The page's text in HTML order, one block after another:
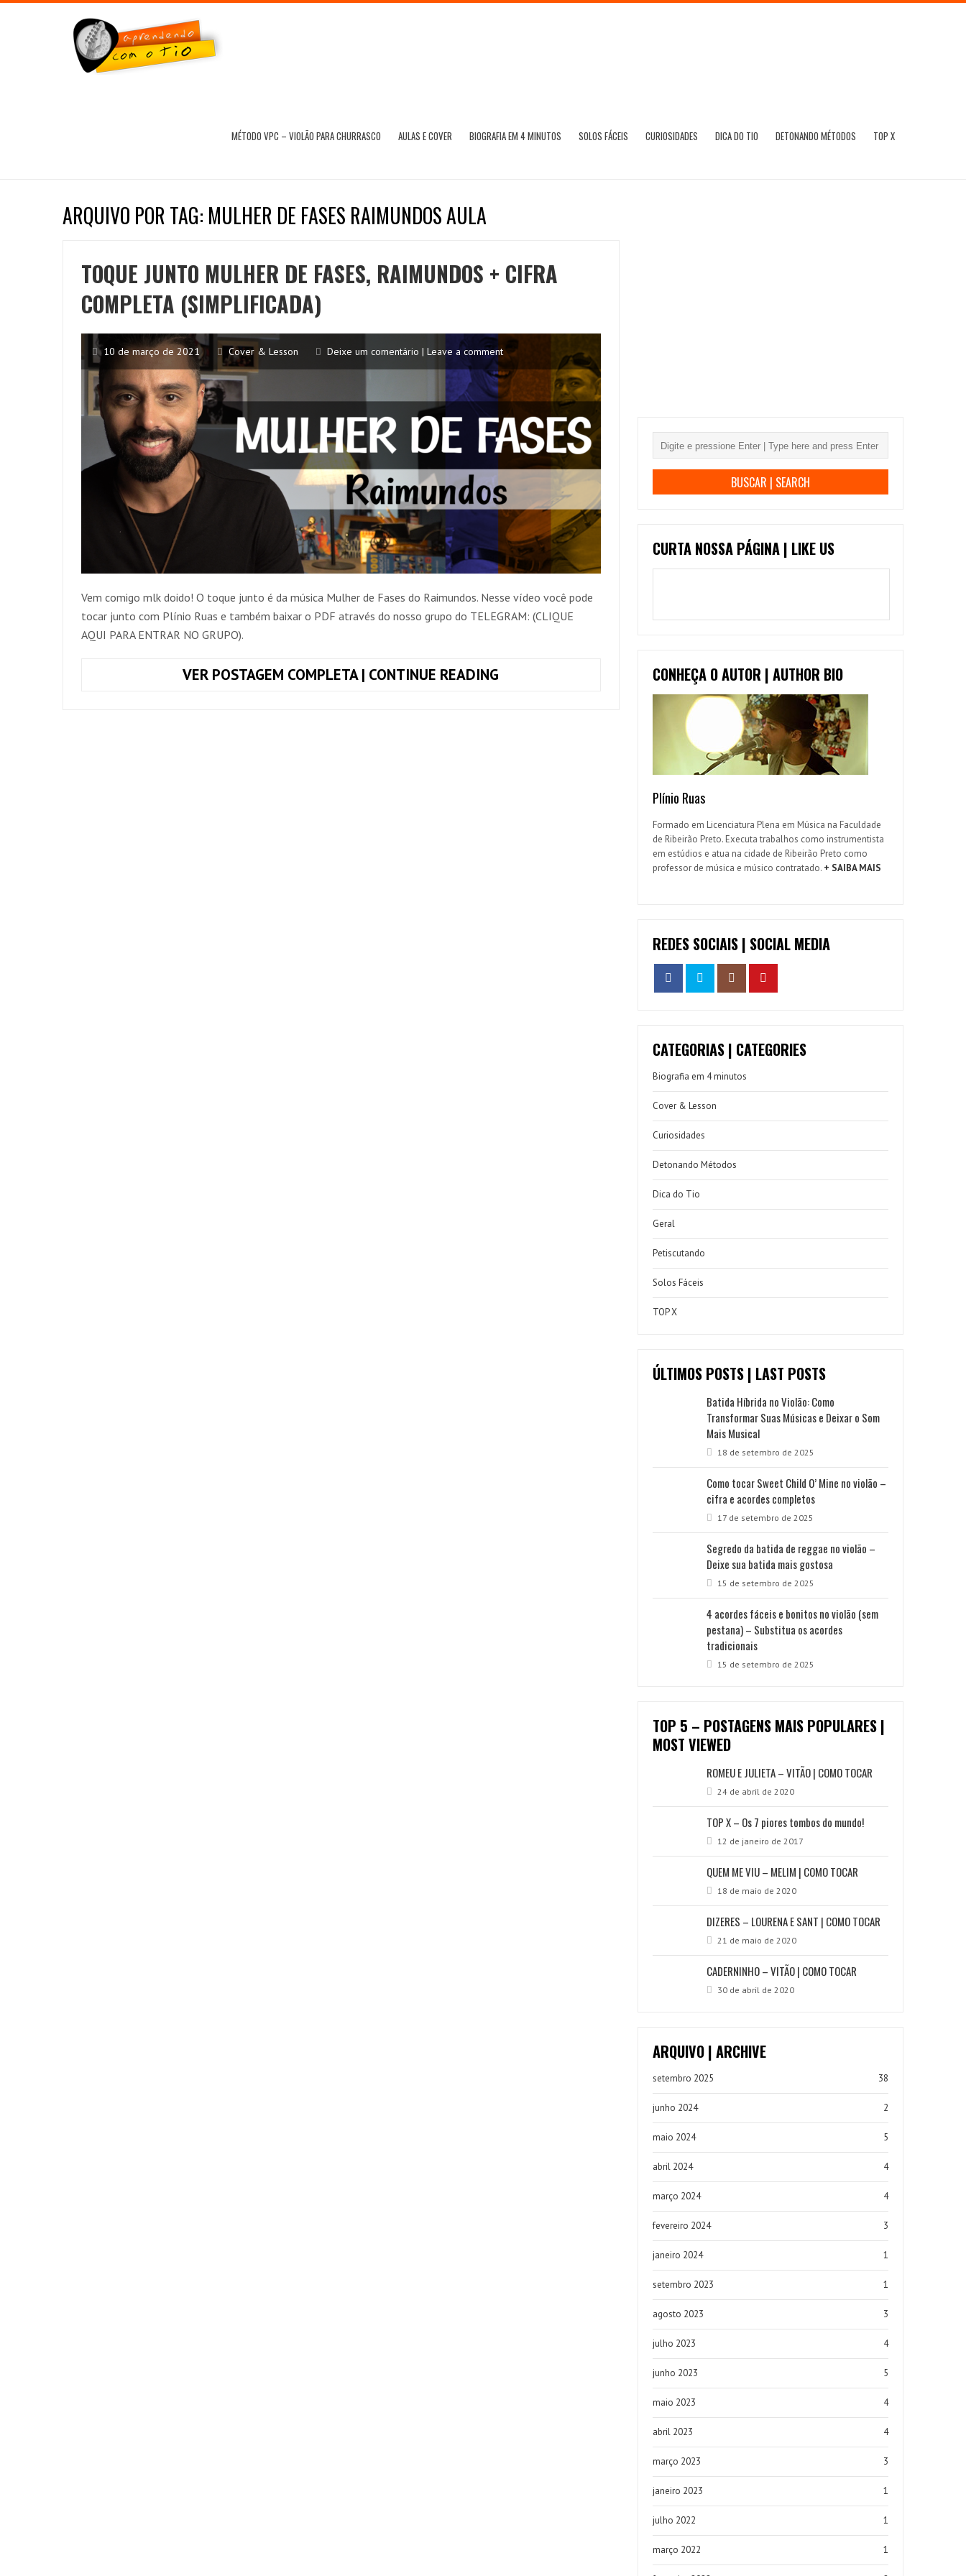
MÉTODO VPC – VIOLÃO PARA CHURRASCO AULAS E COVER BIOGRAFIA EM 4 MINUTOS SOLOS FÁCEIS CURIOSIDADES DICA DO TIO DETONANDO MÉTODOS TOP X
ARQUIVO POR TAG: MULHER DE FASES RAIMUNDOS AULA
TOQUE JUNTO MULHER DE FASES, RAIMUNDOS + CIFRA
COMPLETA (SIMPLIFICADA)
10 de março de 2021 Cover & Lesson Deixe um comentário | Leave a comment
Vem comigo mlk doido! O toque junto é da música Mulher de Fases do Raimundos. Nesse vídeo você pode
tocar junto com Plínio Ruas e também baixar o PDF através do nosso grupo do TELEGRAM: (CLIQUE
AQUI PARA ENTRAR NO GRUPO).
VER POSTAGEM COMPLETA | CONTINUE READING
CURTA NOSSA PÁGINA | LIKE US
CONHEÇA O AUTOR | AUTHOR BIO
Plínio Ruas
Formado em Licenciatura Plena em Música na Faculdade
de Ribeirão Preto. Executa trabalhos como instrumentista
em estúdios e atua na cidade de Ribeirão Preto como
professor de música e músico contratado. + SAIBA MAIS
REDES SOCIAIS | SOCIAL MEDIA
CATEGORIAS | CATEGORIES
Biografia em 4 minutos
Cover & Lesson
Curiosidades
Detonando Métodos
Dica do Tio
Geral
Petiscutando
Solos Fáceis
TOP X
ÚLTIMOS POSTS | LAST POSTS
Batida Híbrida no Violão: Como
Transformar Suas Músicas e Deixar o Som
Mais Musical
18 de setembro de 2025
Como tocar Sweet Child O’ Mine no violão –
cifra e acordes completos
17 de setembro de 2025
Segredo da batida de reggae no violão –
Deixe sua batida mais gostosa
15 de setembro de 2025
4 acordes fáceis e bonitos no violão (sem
pestana) – Substitua os acordes
tradicionais
15 de setembro de 2025
TOP 5 – POSTAGENS MAIS POPULARES |
MOST VIEWED
ROMEU E JULIETA – VITÃO | COMO TOCAR
24 de abril de 2020
TOP X – Os 7 piores tombos do mundo!
12 de janeiro de 2017
QUEM ME VIU – MELIM | COMO TOCAR
18 de maio de 2020
DIZERES – LOURENA E SANT | COMO TOCAR
21 de maio de 2020
CADERNINHO – VITÃO | COMO TOCAR
30 de abril de 2020
ARQUIVO | ARCHIVE
setembro 2025 38
junho 2024 2
maio 2024 5
abril 2024 4
março 2024 4
fevereiro 2024 3
janeiro 2024 1
setembro 2023 1
agosto 2023 3
julho 2023 4
junho 2023 5
maio 2023 4
abril 2023 4
março 2023 3
janeiro 2023 1
julho 2022 1
março 2022 1